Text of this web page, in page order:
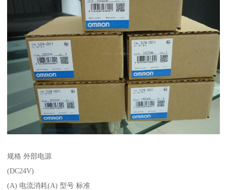
规格 外部电源
(DC24V)
(A) 电流消耗(A) 型号 标准